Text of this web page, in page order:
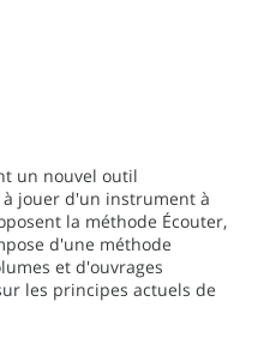
un nouvel outil
jouer d'un instrument à
la méthode Écouter,
d'une méthode
et d'ouvrages
les principes actuels de